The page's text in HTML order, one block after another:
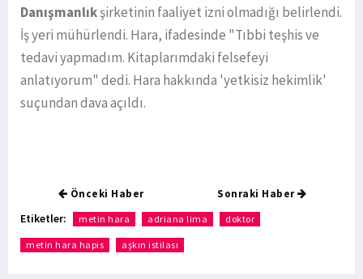
Danışmanlıkşirketinin faaliyet izni olmadığı belirlendi.
İş yeri mühürlendi. Hara, ifadesinde "Tıbbi teşhis ve
tedavi yapmadım. Kitaplarımdaki felsefeyi
anlatıyorum" dedi. Hara hakkında 'yetkisiz hekimlik'
suçundan dava açıldı.
Önceki Haber Sonraki Haber
Etiketler: metin hara adriana lima doktor
metin hara hapis aşkın istilası